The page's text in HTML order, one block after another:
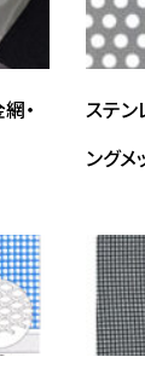
20
・
ステ
ングメ